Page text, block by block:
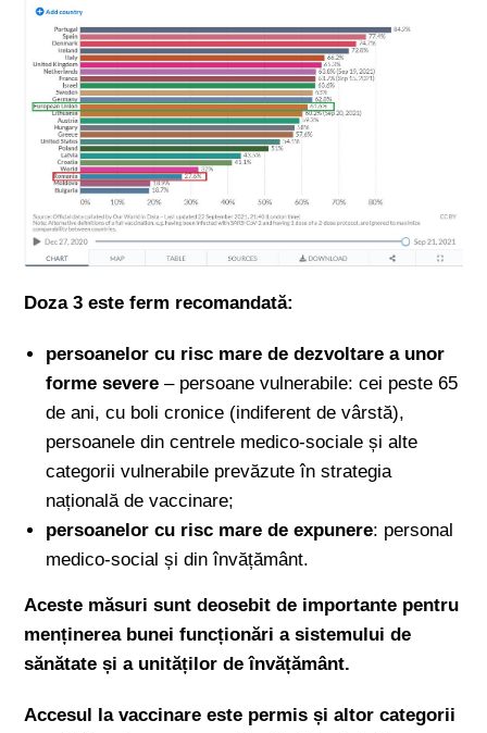
Doza 3 este ferm recomandată:
persoanelor cu risc mare de dezvoltare a unor
forme severe – persoane vulnerabile: cei peste 65
de ani, cu boli cronice (indiferent de vârstă),
persoanele din centrele medico-sociale și alte
categorii vulnerabile prevăzute în strategia
națională de vaccinare;
persoanelor cu risc mare de expunere: personal
medico-social și din învățământ.
Aceste măsuri sunt deosebit de importante pentru
menținerea bunei funcționări a sistemului de
sănătate și a unităților de învățământ.
Accesul la vaccinare este permis și altor categorii